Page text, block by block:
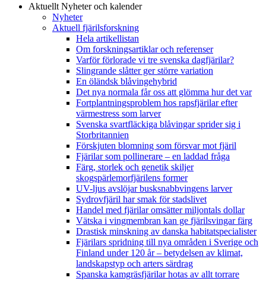
Aktuellt Nyheter och kalender
Nyheter
Aktuell fjärilsforskning
Hela artikellistan
Om forskningsartiklar och referenser
Varför förlorade vi tre svenska dagfjärilar?
Slingrande slåtter ger större variation
En öländsk blåvingehybrid
Det nya normala får oss att glömma hur det var
Fortplantningsproblem hos rapsfjärilar efter
värmestress som larver
Svenska svartfläckiga blåvingar sprider sig i
Storbritannien
Förskjuten blomning som försvar mot fjäril
Fjärilar som pollinerare – en laddad fråga
Färg, storlek och genetik skiljer
skogspärlemorfjärilens former
UV-ljus avslöjar busksnabbvingens larver
Sydrovfjäril har smak för stadslivet
Handel med fjärilar omsätter miljontals dollar
Vätska i vingmembran kan ge fjärilsvingar färg
Drastisk minskning av danska habitatspecialister
Fjärilars spridning till nya områden i Sverige och
Finland under 120 år– betydelsen av klimat,
landskapstyp och arters särdrag
Spanska kamgräsfjärilar hotas av allt torrare